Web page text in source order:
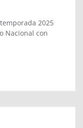
2025
Nacional con